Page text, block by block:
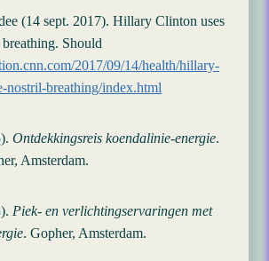
(14 sept. 2017). Hillary Clinton uses
Should
2017/09/14/health/hillary-
nostril-breathing/index.html
Ontdekkingsreis koendalinie-energie.
Amsterdam.
Piek- en verlichtingservaringen met
. Gopher, Amsterdam.